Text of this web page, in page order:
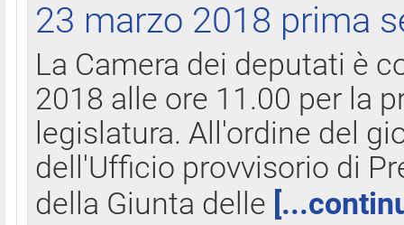
23 marzo 2018 prima
La Camera dei deputati è
2018 alle ore 11.00 per la
legislatura. All'ordine del
dell'Ufficio provvisorio di
della Giunta delle